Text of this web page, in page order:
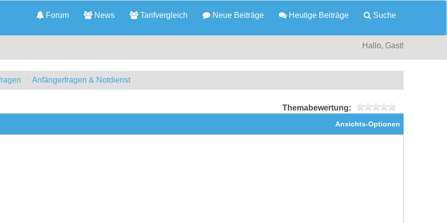
Forum News Tarifvergleich Neue Beiträge Heutige Beiträge Suche
Hallo, Gast!
Anfängerfragen & Notdienst
Themabewertung:
Ansichts-Optionen